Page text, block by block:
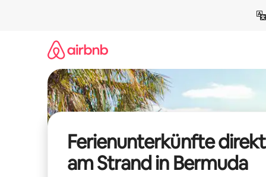
Ferienunterkünfte direkt
am Strand in Bermuda